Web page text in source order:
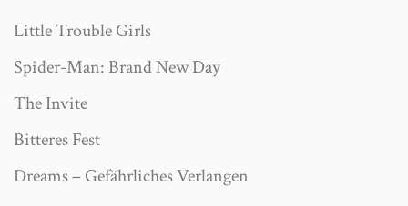
Little Trouble Girls
Spider-Man: Brand New Day
The Invite
Bitteres Fest
Dreams – Gefährliches Verlangen